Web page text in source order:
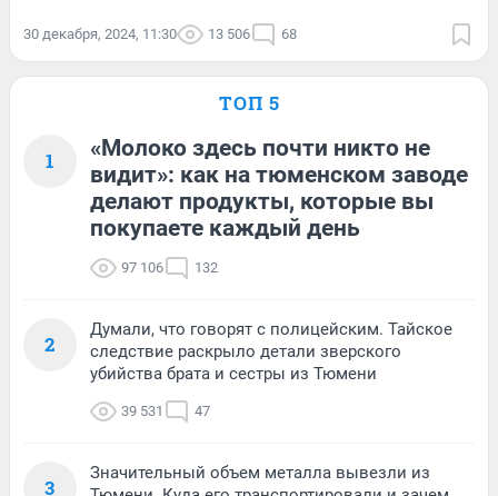
30 декабря, 2024, 11:30 13 506 68
ТОП 5
1
«Молоко здесь почти никто не
видит»: как на тюменском заводе
делают продукты, которые вы
покупаете каждый день
97 106 132
2
Думали, что говорят с полицейским. Тайское
следствие раскрыло детали зверского
убийства брата и сестры из Тюмени
39 531 47
3
Значительный объем металла вывезли из